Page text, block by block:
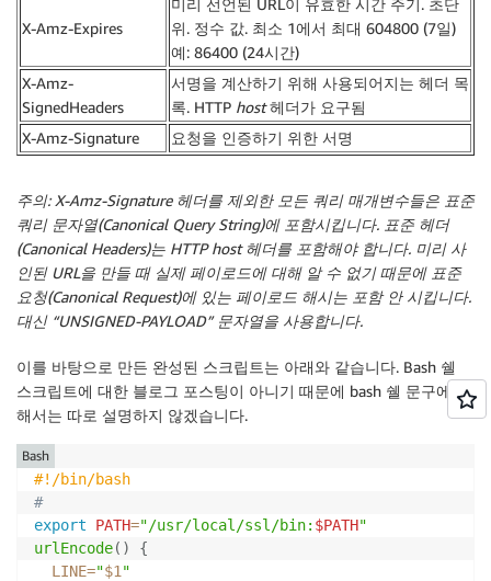
X-Amz-Expires
미리 선언된 URL이 유효한 시간 주기. 초단
위. 정수 값. 최소 1에서 최대 604800 (7일)
예: 86400 (24시간)
X-Amz-
SignedHeaders
서명을 계산하기 위해 사용되어지는 헤더 목
록. HTTP host헤더가 요구됨
X-Amz-Signature
요청을 인증하기 위한 서명
주의: X-Amz-Signature 헤더를 제외한 모든 쿼리 매개변수들은 표준
쿼리 문자열(Canonical Query String)에 포함시킵니다. 표준 헤더
(Canonical Headers)는 HTTPhost헤더를 포함해야 합니다. 미리 사
인된 URL을 만들 때 실제 페이로드에 대해 알 수 없기 때문에 표준
요청(Canonical Request)에 있는 페이로드 해시는 포함 안 시킵니다.
대신 “UNSIGNED-PAYLOAD” 문자열을 사용합니다.
이를 바탕으로 만든 완성된 스크립트는 아래와 같습니다. Bash 쉘
스크립트에 대한 블로그 포스팅이 아니기 때문에 bash 쉘 문구에 대
해서는 따로 설명하지 않겠습니다.
#!/bin/bash
#
export
PATH="/usr/local/ssl/bin: $PATH"
urlEncode( )
{
LINE="$1 "
Bash